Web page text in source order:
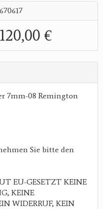
670617
120,00 €
7mm-08 Remington
Sie bitte den
EU-GESETZT KEINE
KEINE
WIDERRUF, KEIN